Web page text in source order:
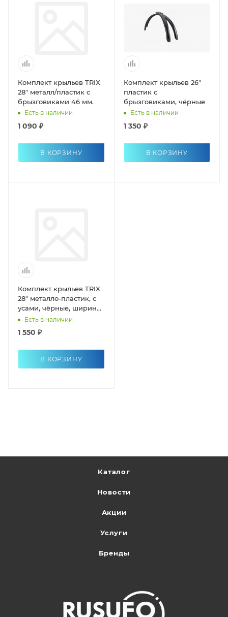
Комплект крыльев TRIX
28" металл/пластик с
брызговиками 46 мм.
Есть в наличии
1 090 ₽
В КОРЗИНУ
Комплект крыльев 26"
пластик с
брызговиками, чёрные
Есть в наличии
1 350 ₽
В КОРЗИНУ
Комплект крыльев TRIX
28" металло-пластик, с
усами, чёрные, ширина
46мм.
Есть в наличии
1 550 ₽
В КОРЗИНУ
Каталог
Новости
Акции
Услуги
Бренды